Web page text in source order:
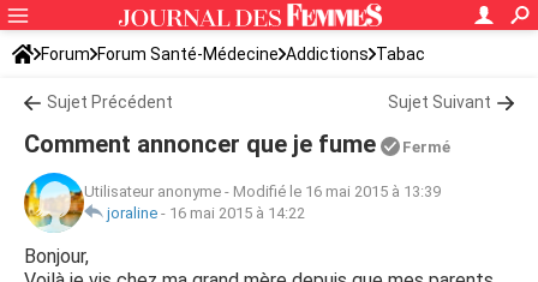
Forum Forum Santé-Médecine Addictions Tabac
Sujet Précédent Sujet Suivant
Comment annoncer que je fume Fermé
Utilisateur anonyme - Modifié le 16 mai 2015 à 13:39
joraline - 16 mai 2015 à 14:22
Bonjour,